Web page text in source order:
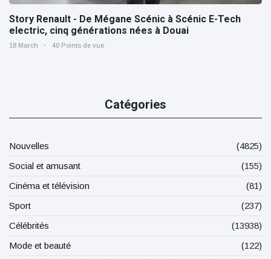
Story Renault - De Mégane Scénic à Scénic E-Tech
electric, cinq générations nées à Douai
18 March 40 Points de vue
Catégories
Nouvelles
(4825)
Social et amusant
(155)
Cinéma et télévision
(81)
Sport
(237)
Célébrités
(13938)
Mode et beauté
(122)